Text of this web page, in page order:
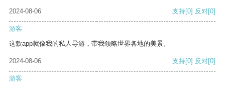
2024-08-06 支持[0] 反对[0]
游客
这款app就像我的私人导游，带我领略世界各地的美景。
2024-08-06 支持[0] 反对[0]
游客